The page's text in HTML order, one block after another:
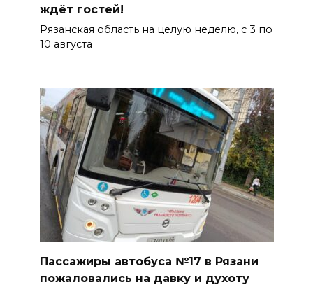
ждёт гостей!
Рязанская область на целую неделю, с 3 по
10 августа
Пассажиры автобуса №17 в Рязани
пожаловались на давку и духоту